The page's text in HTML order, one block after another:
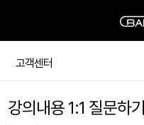
고객센터
강의내용 1:1 질문하기